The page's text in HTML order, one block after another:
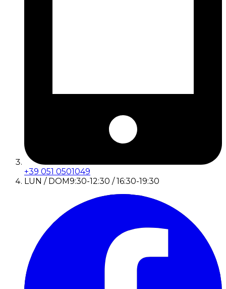
+39 051 0501049
LUN / DOM9:30-12:30 / 16:30-19:30